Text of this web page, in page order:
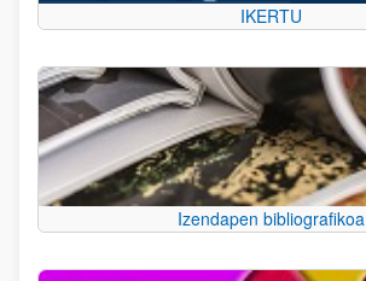
IKERTU
Izendapen bibliografikoa